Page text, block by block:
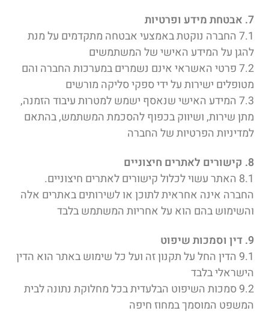
7. אבטחת מידע ופרטיות
7.1 החברה נוקטת באמצעי אבטחה מתקדמים על מנת
להגן על המידע האישי של המשתמשים
7.2 פרטי האשראי אינם נשמרים במערכות החברה והם
מטופלים ישירות על ידי ספקי סליקה מורשים
7.3 המידע האישי שנאסף ישמש למטרות עיבוד הזמנה,
מתן שירות, ושיווק בכפוף להסכמת המשתמש, בהתאם
למדיניות הפרטיות של החברה
8. קישורים לאתרים חיצוניים
8.1 האתר עשוי לכלול קישורים לאתרים חיצוניים.
החברה אינה אחראית לתוכן או לשירותים באתרים אלה
והשימוש בהם הוא על אחריות המשתמש בלבד
9. דין וסמכות שיפוט
9.1 הדין החל על תקנון זה ועל כל שימוש באתר הוא הדין
הישראלי בלבד
9.2 סמכות השיפוט הבלעדית בכל מחלוקת נתונה לבית
המשפט המוסמך במחוז חיפה